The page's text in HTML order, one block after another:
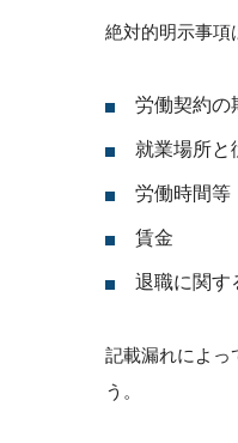
絶対的明示事項
労働契約の
就業場所と
労働時間等
賃金
退職に関す
記載漏れによっ
う。